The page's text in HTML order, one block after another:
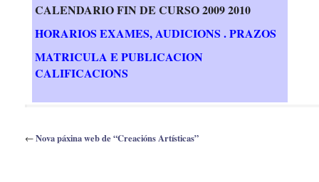
CALENDARIO FIN DE CURSO 2009 2010
HORARIOS EXAMES, AUDICIONS . PRAZOS
MATRICULA E PUBLICACION
CALIFICACIONS
←Nova páxina web de “Creacións Artísticas”